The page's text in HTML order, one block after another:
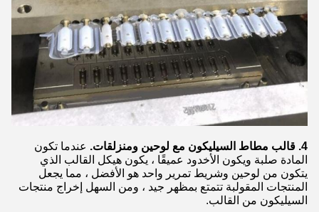
4. قالب مطاط السيليكون مع لوحين ومنزلقات.
عندما تكون
المادة صلبة ويكون الأخدود عميقًا ، يكون هيكل القالب الذي
يتكون من لوحين وشريط تمرير واحد هو الأفضل ، مما يجعل
المنتجات المقولبة تتمتع بمظهر جيد ، ومن السهل إخراج منتجات
السيليكون من القالب.